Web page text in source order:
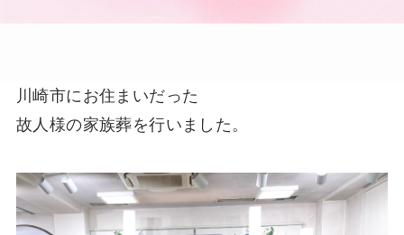
川崎市にお住まいだった
故人様の家族葬を行いました。